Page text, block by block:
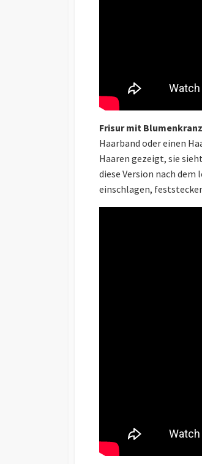
Frisur mit Blumenkranz
Haarband oder einen
Haaren gezeigt, sie
diese Version nach
einschlagen,